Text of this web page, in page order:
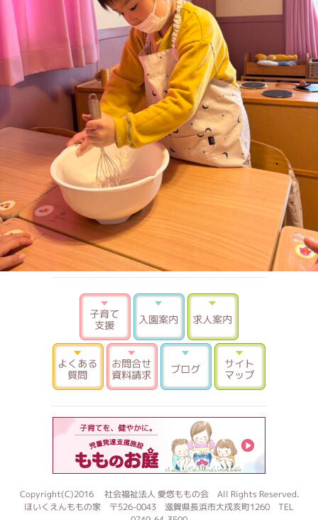
子育て支援入園案内
よくある質問お問合せ 資料請求
ブログ
Copyright(C)2016 社会福祉法人 愛悠ももの会 All Rights Reserved.
ほいくえんももの家 〒526-0043 滋賀県長浜市大戌亥町1260 TEL